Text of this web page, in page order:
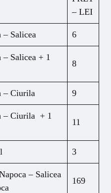
– LEI
Salicea 6
Salicea + 1
8
– Ciurila 9
– Ciurila + 1
11
3
– Salicea
169